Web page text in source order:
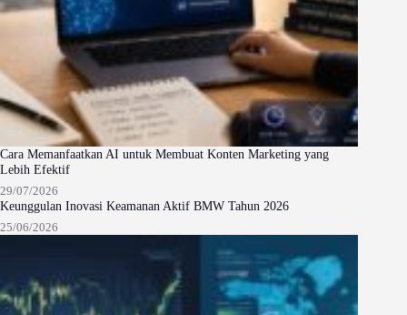
Cara Memanfaatkan AI untuk Membuat Konten Marketing yang
Lebih Efektif
29/07/2026
Keunggulan Inovasi Keamanan Aktif BMW Tahun 2026
25/06/2026